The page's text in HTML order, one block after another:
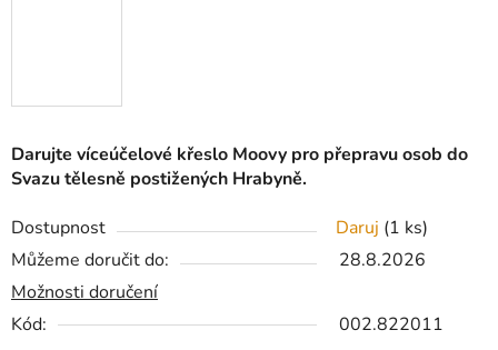
Darujte víceúčelové křeslo Moovy pro přepravu osob do
Svazu tělesně postižených Hrabyně.
Dostupnost
Daruj (1 ks)
Můžeme doručit do:
28.8.2026
Možnosti doručení
Kód:
002.822011